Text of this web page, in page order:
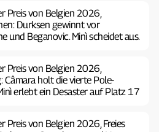
Preis von Belgien 2026,
Durksen gewinnt vor
und Beganovic. Minì scheidet aus.
Preis von Belgien 2026,
Câmara holt die vierte Pole-
erlebt ein Desaster auf Platz 17
Preis von Belgien 2026, Freies